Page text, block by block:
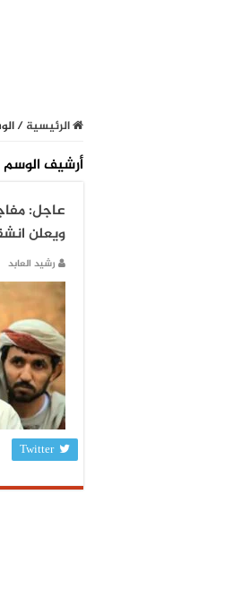
الرئيسية/
أرشيف الوسم
عاجل:
ويعلن
رشيد العابد
Twitter